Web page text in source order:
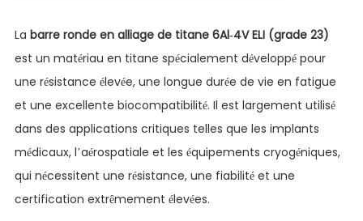
La barre ronde en alliage de titane 6Al-4V ELI (grade 23)
est un matériau en titane spécialement développé pour
une résistance élevée, une longue durée de vie en fatigue
et une excellente biocompatibilité. Il est largement utilisé
dans des applications critiques telles que les implants
médicaux, l’aérospatiale et les équipements cryogéniques,
qui nécessitent une résistance, une fiabilité et une
certification extrêmement élevées.